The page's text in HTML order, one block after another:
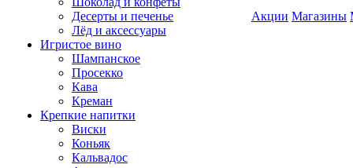
Десерты и печенье
Лёд и аксессуары
Игристое вино
Шампанское
Просекко
Кава
Креман
Крепкие напитки
Виски
Коньяк
Кальвадос
Акции Магазины